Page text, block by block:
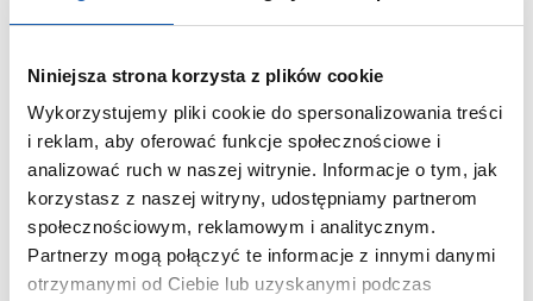
Niniejsza strona korzysta z plików cookie
Wykorzystujemy pliki cookie do spersonalizowania treści
i reklam, aby oferować funkcje społecznościowe i
analizować ruch w naszej witrynie. Informacje o tym, jak
korzystasz z naszej witryny, udostępniamy partnerom
społecznościowym, reklamowym i analitycznym.
Partnerzy mogą połączyć te informacje z innymi danymi
otrzymanymi od Ciebie lub uzyskanymi podczas
Misja, wizja i wartości Grupy Zibi
Kariera
Zgoda na ciasteczka
PRODUKTY
Zegarki
Instrumenty muzyczne
Kalkulatory
SZANOWNY UŻYTKOWNIKU,
SZANOWNA UŻYTKOWNICZKO
Używamy plików cookie w celach analitycznych,
statystycznych i marketingowych, w tym aby analizować
ruch w tej witrynie, optymalizować jej działanie oraz
zapamiętywać Twoje preferencje.